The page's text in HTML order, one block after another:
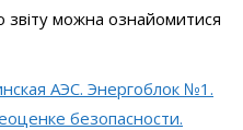
звіту можна ознайомитися
АЭС. Энергоблок №1.
безопасности.